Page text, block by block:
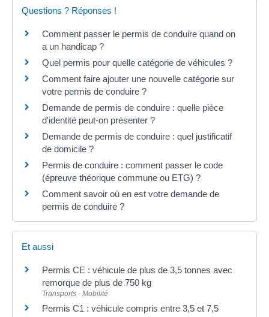
Questions ? Réponses !
Comment passer le permis de conduire quand on
a un handicap ?
Quel permis pour quelle catégorie de véhicules ?
Comment faire ajouter une nouvelle catégorie sur
votre permis de conduire ?
Demande de permis de conduire : quelle pièce
d'identité peut-on présenter ?
Demande de permis de conduire : quel justificatif
de domicile ?
Permis de conduire : comment passer le code
(épreuve théorique commune ou ETG) ?
Comment savoir où en est votre demande de
permis de conduire ?
Et aussi
Permis CE : véhicule de plus de 3,5 tonnes avec
remorque de plus de 750 kg
Transports - Mobilité
Permis C1 : véhicule compris entre 3,5 et 7,5